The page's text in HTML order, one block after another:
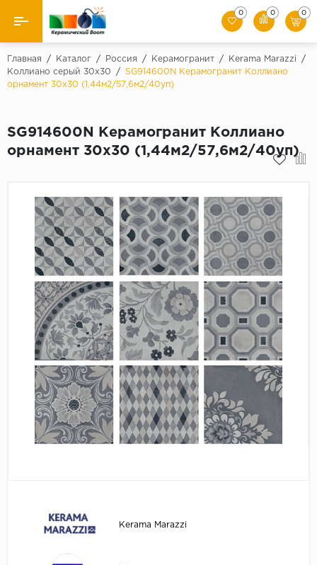
Назад
Производители
Керамогранит
Искусственный камень
Клинкер
0 0 0
Главная / Каталог / Россия / Керамогранит / Kerama Marazzi
/
Коллиано серый 30х30
/
SG914600N Керамогранит Коллиано
орнамент 30х30 (1,44м2/57,6м2/40уп)
SG914600N Керамогранит Коллиано
орнамент 30х30 (1,44м2/57,6м2/40уп)
Kerama Marazzi